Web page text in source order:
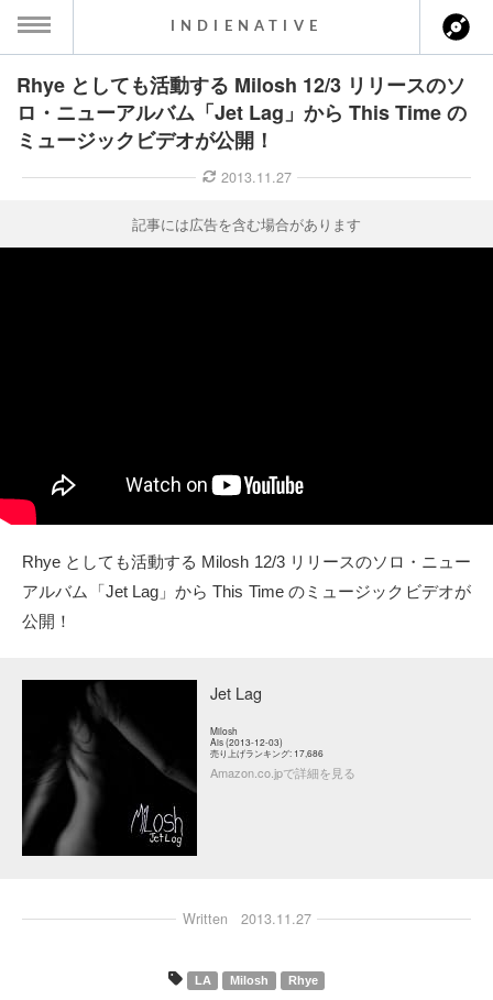
MENU
ス一覧
ト情報
クト
Twitter
Facebook
instagram
Tumblr
Soundcloud
INDIENATIVE
Rhye としても活動する Milosh 12/3 リリースのソ
ロ・ニューアルバム「Jet Lag」から This Time の
ミュージックビデオが公開！
2013.11.27
記事には広告を含む場合があります
Rhye としても活動する Milosh 12/3 リリースのソロ・ニュー
アルバム「Jet Lag」から This Time のミュージックビデオが
公開！
Jet Lag
Milosh
Ais (2013-12-03)
売り上げランキング: 17,686
Amazon.co.jpで詳細を見る
Written 2013.11.27
LA Milosh Rhye